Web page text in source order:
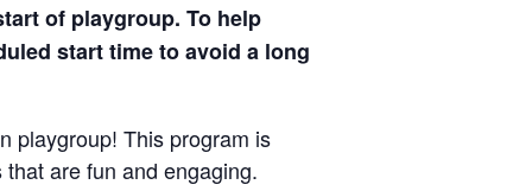
of playgroup. To help
start time to avoid a long
playgroup! This program is
are fun and engaging.